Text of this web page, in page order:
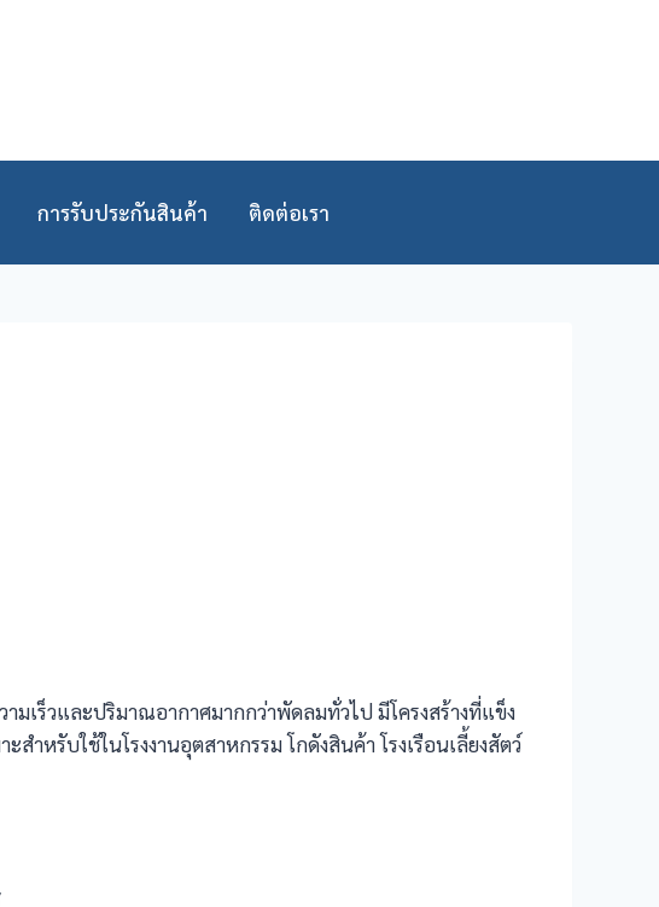
การรับประกันสินค้า ติดต่อเรา
เร็วและปริมาณอากาศมากกว่าพัดลมทั่วไป มีโครงสร้างที่แข็ง
หรับใช้ในโรงงานอุตสาหกรรม โกดังสินค้า โรงเรือนเลี้ยงสัตว์